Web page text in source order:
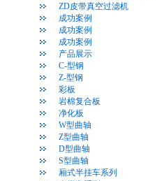
ZD皮带真空过滤机
成功案例
成功案例
成功案例
产品展示
C-型钢
Z-型钢
彩板
岩棉复合板
净化板
W型曲轴
Z型曲轴
D型曲轴
S型曲轴
厢式半挂车系列